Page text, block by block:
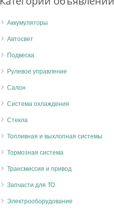
Аккумуляторы
Автосвет
Подвеска
Рулевое управление
Салон
Система охлаждения
Стекла
Топливная и выхлопная системы
Тормозная система
Трансмиссия и привод
Запчасти для ТО
Электрооборудование